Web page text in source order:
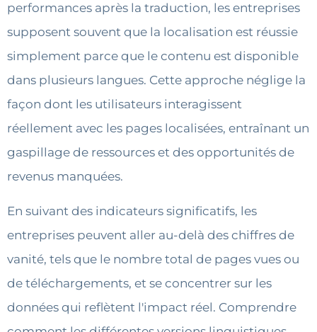
performances après la traduction, les entreprises
supposent souvent que la localisation est réussie
simplement parce que le contenu est disponible
dans plusieurs langues. Cette approche néglige la
façon dont les utilisateurs interagissent
réellement avec les pages localisées, entraînant un
gaspillage de ressources et des opportunités de
revenus manquées.
En suivant des indicateurs significatifs, les
entreprises peuvent aller au-delà des chiffres de
vanité, tels que le nombre total de pages vues ou
de téléchargements, et se concentrer sur les
données qui reflètent l'impact réel. Comprendre